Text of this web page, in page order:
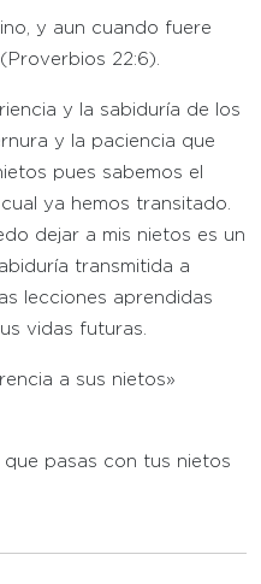
y aun cuando fuere
22:6).
y la sabiduría de los
y la paciencia que
pues sabemos el
ya hemos transitado.
dejar a mis nietos es un
transmitida a
lecciones aprendidas
vidas futuras.
a sus nietos»
pasas con tus nietos